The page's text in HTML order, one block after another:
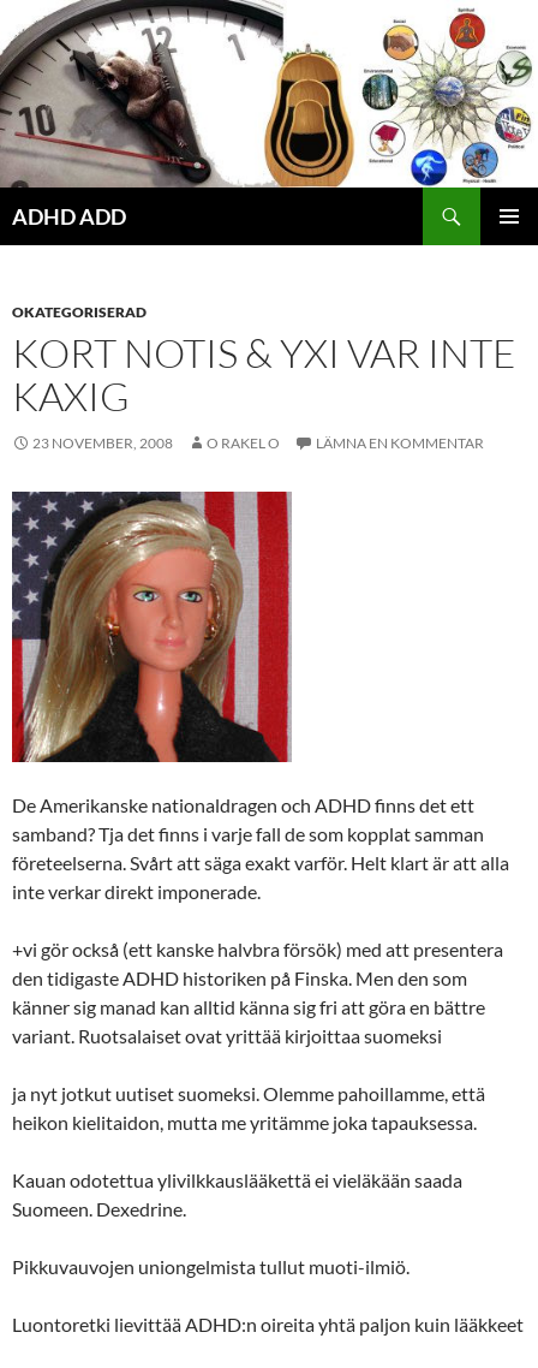
Hoppa
till
innehåll
ADHD ADD
OKATEGORISERAD
KORT NOTIS & YXI VAR INTE
KAXIG
23 NOVEMBER, 2008 O RAKEL O LÄMNA EN KOMMENTAR
De Amerikanske nationaldragen och ADHD finns det ett
samband? Tja det finns i varje fall de som kopplat samman
företeelserna. Svårt att säga exakt varför. Helt klart är att alla
inte verkar direkt imponerade.
+vi gör också (ett kanske halvbra försök) med att presentera
den tidigaste ADHD historiken på Finska. Men den som
känner sig manad kan alltid känna sig fri att göra en bättre
variant. Ruotsalaiset ovat yrittää kirjoittaa suomeksi
ja nyt jotkut uutiset suomeksi. Olemme pahoillamme, että
heikon kielitaidon, mutta me yritämme joka tapauksessa.
Kauan odotettua ylivilkkauslääkettä ei vieläkään saada
Suomeen. Dexedrine.
Pikkuvauvojen uniongelmista tullut muoti-ilmiö.
Luontoretki lievittää ADHD:n oireita yhtä paljon kuin lääkkeet